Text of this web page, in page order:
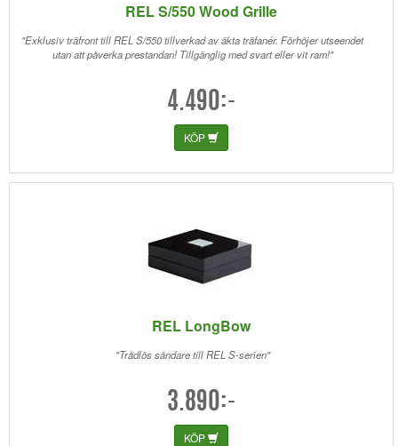
REL S/550 Wood Grille
"Exklusiv träfront till REL S/550 tillverkad av äkta träfanér. Förhöjer utseendet
utan att påverka prestandan! Tillgänglig med svart eller vit ram!"
4.490:-
KÖP
REL LongBow
"Trådlös sändare till REL S-serien"
3.890:-
KÖP